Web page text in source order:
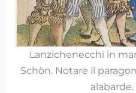
Lanzichenecchi in
Schön. Notare il
alabarde.